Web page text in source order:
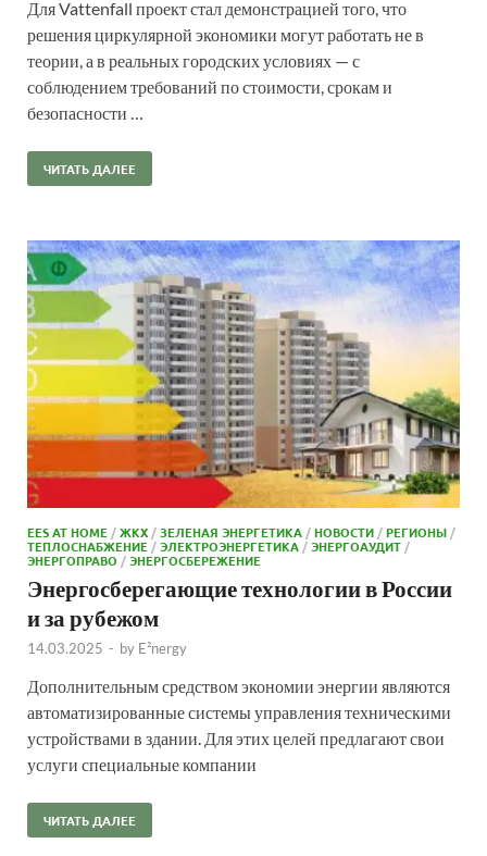
Для Vattenfall проект стал демонстрацией того, что
решения циркулярной экономики могут работать не в
теории, а в реальных городских условиях — с
соблюдением требований по стоимости, срокам и
безопасности …
ЧИТАТЬ ДАЛЕЕ
EES AT HOME /ЖКХ /ЗЕЛЕНАЯ ЭНЕРГЕТИКА /НОВОСТИ /РЕГИОНЫ /
ТЕПЛОСНАБЖЕНИЕ /ЭЛЕКТРОЭНЕРГЕТИКА /ЭНЕРГОАУДИТ /
ЭНЕРГОПРАВО /ЭНЕРГОСБЕРЕЖЕНИЕ
Энергосберегающие технологии в России
и за рубежом
14.03.2025 - by E²nergy
Дополнительным средством экономии энергии являются
автоматизированные системы управления техническими
устройствами в здании. Для этих целей предлагают свои
услуги специальные компании
ЧИТАТЬ ДАЛЕЕ